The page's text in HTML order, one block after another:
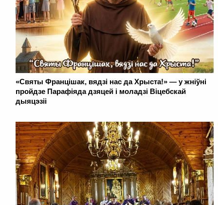
«Святы Францішак, вядзі нас да Хрыста!» — у жніўні
пройдзе Парафіяда дзяцей і моладзі Віцебскай
дыяцэзіі